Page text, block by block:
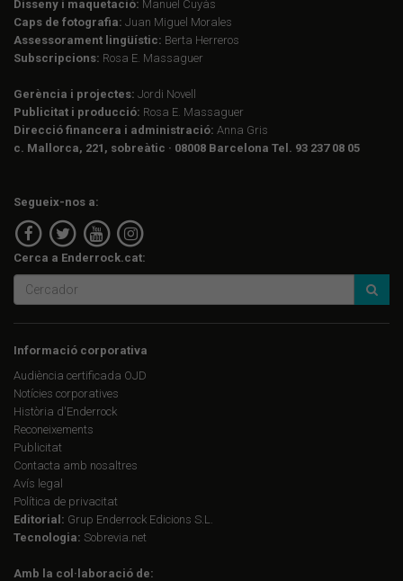
Disseny i maquetació: Manuel Cuyàs
Caps de fotografia: Juan Miguel Morales
Assessorament lingüístic: Berta Herreros
Subscripcions: Rosa E. Massaguer
Gerència i projectes: Jordi Novell
Publicitat i producció: Rosa E. Massaguer
Direcció financera i administració: Anna Gris
c. Mallorca, 221, sobreàtic · 08008 Barcelona Tel. 93 237 08 05
Segueix-nos a:
Cerca a Enderrock.cat:
Informació corporativa
Audiència certificada OJD
Notícies corporatives
Història d'Enderrock
Reconeixements
Publicitat
Contacta amb nosaltres
Avís legal
Política de privacitat
Editorial: Grup Enderrock Edicions S.L.
Tecnologia: Sobrevia.net
Amb la col·laboració de: